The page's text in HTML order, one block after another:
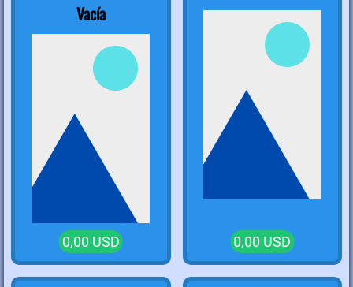
Vacía
0,00 USD 0,00 USD